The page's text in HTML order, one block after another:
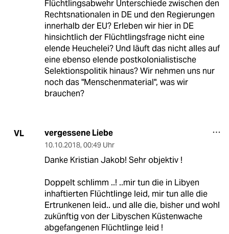
Flüchtlingsabwehr Unterschiede zwischen den
Rechtsnationalen in DE und den Regierungen
innerhalb der EU? Erleben wir hier in DE
hinsichtlich der Flüchtlingsfrage nicht eine
elende Heuchelei? Und läuft das nicht alles auf
eine ebenso elende postkolonialistische
Selektionspolitik hinaus? Wir nehmen uns nur
noch das "Menschenmaterial", was wir
brauchen?
VL vergessene Liebe
10.10.2018, 00:49 Uhr
Danke Kristian Jakob! Sehr objektiv !
Doppelt schlimm ..! ..mir tun die in Libyen
inhaftierten Flüchtlinge leid, mir tun alle die
Ertrunkenen leid.. und alle die, bisher und wohl
zukünftig von der Libyschen Küstenwache
abgefangenen Flüchtlinge leid !